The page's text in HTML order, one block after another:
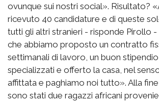
ovunque sui nostri social». Risultato?
ricevuto 40 candidature e di queste
tutti gli altri stranieri - risponde Pirollo
che abbiamo proposto un contratto
settimanali di lavoro, un buon
specializzati e offerto la casa, nel
affittata e paghiamo noi tutto». Alla
sono stati due ragazzi africani